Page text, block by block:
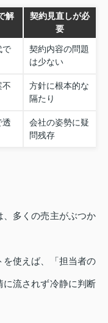
解
契約見直しが必
要
で
契約内容の問題
は少ない
不
方針に根本的な
隔たり
透
会社の姿勢に疑
問残存
多くの売主がぶつか
使えば、「担当者の
に流されず冷静に判断